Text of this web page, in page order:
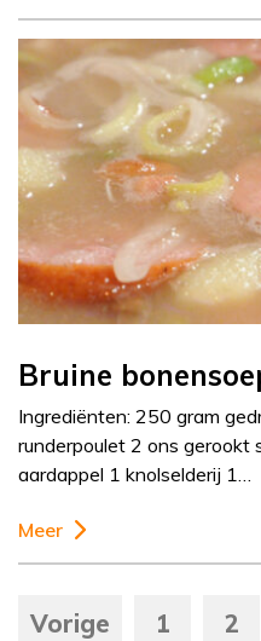
Bruine
Ingrediënten: 250 gram
runderpoulet 2 ons gerookt
aardappel 1 knolselderij 1…
Meer
Vorige 1 2